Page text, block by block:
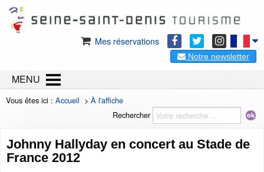
Mes réservations
Notre newsletter
MENU
Vous êtes ici : Accueil > À l'affiche
Rechercher
Johnny Hallyday en concert au Stade de
France 2012